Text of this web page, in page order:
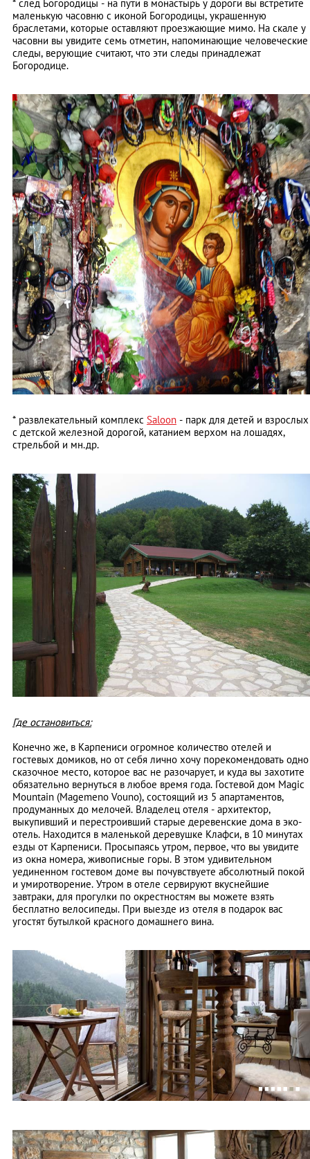
* след Богородицы - на пути в монастырь у дороги вы встретите
маленькую часовню с иконой Богородицы, украшенную
браслетами, которые оставляют проезжающие мимо. На скале у
часовни вы увидите семь отметин, напоминающие человеческие
следы, верующие считают, что эти следы принадлежат
Богородице.
* развлекательный комплекс Saloon - парк для детей и взрослых
с детской железной дорогой, катанием верхом на лошадях,
стрельбой и мн.др.
Где остановиться:
Конечно же, в Карпениси огромное количество отелей и
гостевых домиков, но от себя лично хочу порекомендовать одно
сказочное место, которое вас не разочарует, и куда вы захотите
обязательно вернуться в любое время года. Гостевой дом Magic
Mountain (Magemeno Vouno), состоящий из 5 апартаментов,
продуманных до мелочей. Владелец отеля - архитектор,
выкупивший и перестроивший старые деревенские дома в эко-
отель. Находится в маленькой деревушке Клафси, в 10 минутах
езды от Карпениси. Просыпаясь утром, первое, что вы увидите
из окна номера, живописные горы. В этом удивительном
уединенном гостевом доме вы почувствуете абсолютный покой
и умиротворение. Утром в отеле сервируют вкуснейшие
завтраки, для прогулки по окрестностям вы можете взять
бесплатно велосипеды. При выезде из отеля в подарок вас
угостят бутылкой красного домашнего вина.